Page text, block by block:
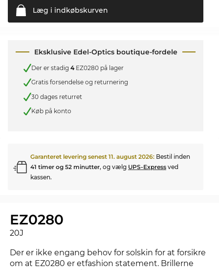
Læg i indkøbskurven
Eksklusive Edel-Optics boutique-fordele
Der er stadig 4EZ0280 på lager
Gratis forsendelse og returnering
30 dages returret
Køb på konto
Garanteret levering senest 11. august 2026: Bestil inden
41 timer og 52 minutter, og vælg UPS-Express ved
kassen.
EZ0280
20J
Der er ikke engang behov for solskin for at forsikre
om at EZ0280 er etfashion statement. Brillerne